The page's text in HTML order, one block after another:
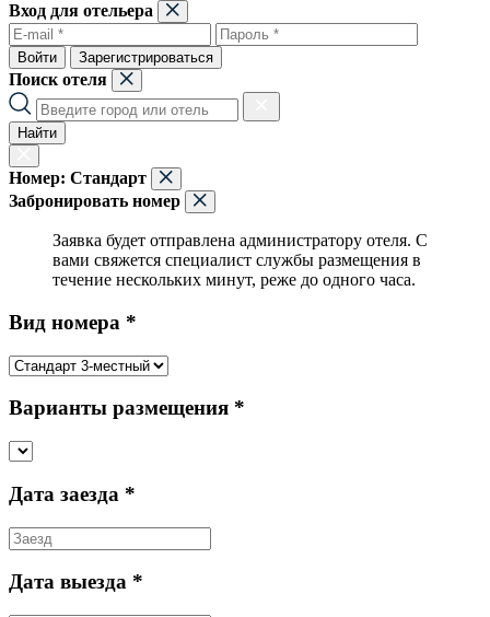
Вход для отельера
Войти Зарегистрироваться
Поиск отеля
Найти
Номер: Стандарт
Забронировать номер
Заявка будет отправлена администратору отеля. С
вами свяжется специалист службы размещения в
течение нескольких минут, реже до одного часа.
Вид номера *
Варианты размещения *
Дата заезда *
Дата выезда *